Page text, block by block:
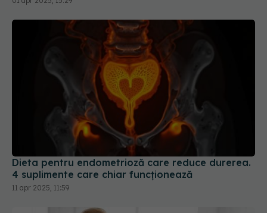
Dieta pentru endometrioză care reduce durerea.
4 suplimente care chiar funcționează